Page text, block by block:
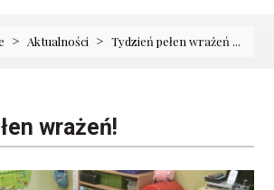
> Aktualności > Tydzień pełen wrażeń ...
wrażeń!